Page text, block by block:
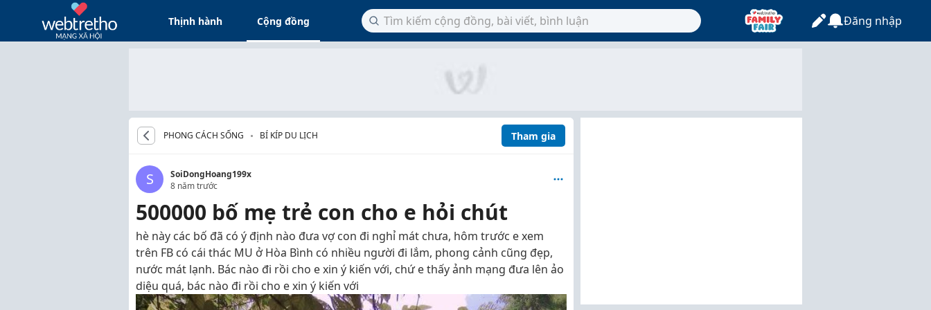
Thịnh hành Cộng đồng Đăng nhập
PHONG CÁCH SỐNG BÍ KÍP DU LỊCH Tham gia
S
SoiDongHoang199x
8 năm trước
500000 bố mẹ trẻ con cho e hỏi chút
hè này các bố đã có ý định nào đưa vợ con đi nghỉ mát chưa, hôm trước e xem
trên FB có cái thác MU ở Hòa Bình có nhiều người đi lắm, phong cảnh cũng đẹp,
nước mát lạnh. Bác nào đi rồi cho e xin ý kiến với, chứ e thấy ảnh mạng đưa lên ảo
diệu quá, bác nào đi rồi cho e xin ý kiến với